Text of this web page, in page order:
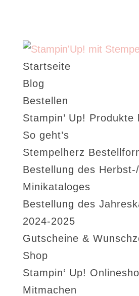
Startseite
Blog
Bestellen
Stampin’ Up! Produkte
So geht’s
Stempelherz
Bestellung des
Minikataloges
Bestellung des
2024-2025
Gutscheine &
Shop
Stampin‘ Up!
Mitmachen